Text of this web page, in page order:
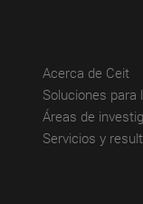
Acerca de Ceit
Soluciones para
Áreas de
Servicios y